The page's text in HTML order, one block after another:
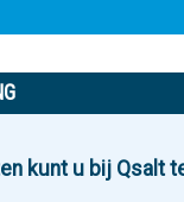
kunt u bij Qsalt